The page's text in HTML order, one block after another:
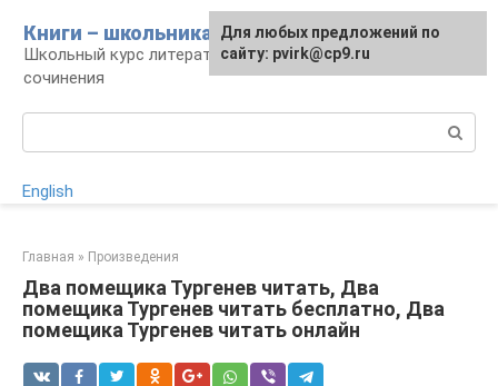
контенту
Книги – школьникам
Школьный курс литературы: уроки и
сочинения
English
Главная » Произведения
Два помещика Тургенев читать, Два
помещика Тургенев читать бесплатно, Два
помещика Тургенев читать онлайн
Для любых предложений по
сайту: pvirk@cp9.ru